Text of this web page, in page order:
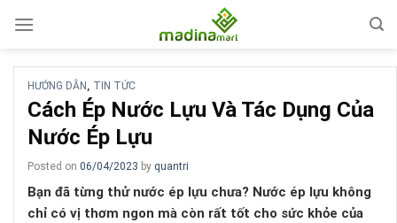
HƯỚNG DẪN , TIN TỨC
Cách Ép Nước Lựu Và Tác Dụng Của
Nước Ép Lựu
Posted on 06/04/2023 by quantri
Bạn đã từng thử nước ép lựu chưa? Nước ép lựu không
chỉ có vị thơm ngon mà còn rất tốt cho sức khỏe của